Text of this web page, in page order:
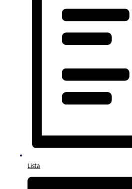
Lista